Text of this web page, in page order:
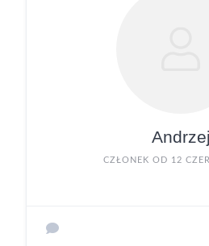
Andrzej
CZŁONEK OD 12